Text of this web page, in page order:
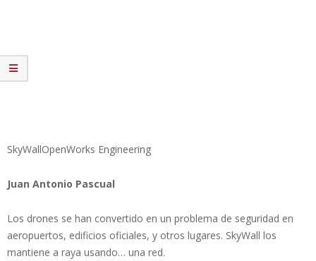
SkyWallOpenWorks Engineering
Juan Antonio Pascual
Los drones se han convertido en un problema de seguridad en
aeropuertos, edificios oficiales, y otros lugares. SkyWall los
mantiene a raya usando… una red.